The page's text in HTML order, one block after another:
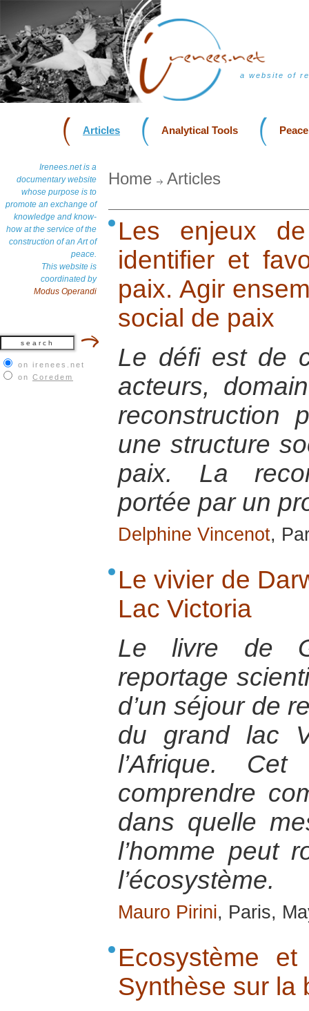
a website of
Articles Analytical Tools
Irenees.net is a
documentary website
whose purpose is to
promote an exchange of
knowledge and know-
how at the service of the
construction of an Art of
peace.
This website is
coordinated by
Modus Operandi
on irenees.net
on Coredem
Home Articles
Les enjeux
identifier et
paix. Agir
social de paix
Le défi est de
acteurs,
reconstruction
une structure
paix. La
portée par un
Delphine Vincenot,
Le vivier de
Lac Victoria
Le livre de
reportage
d’un séjour de
du grand lac
l’Afrique.
comprendre
dans quelle
l’homme peut
l’écosystème.
Mauro Pirini, Paris,
Ecosystème
Synthèse sur la